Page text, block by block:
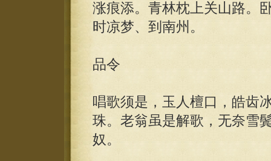
涨痕添。青林枕上关山路。
时凉梦、到南州。
品令
唱歌须是，玉人檀口，皓齿
珠。老翁虽是解歌，无奈雪
奴。